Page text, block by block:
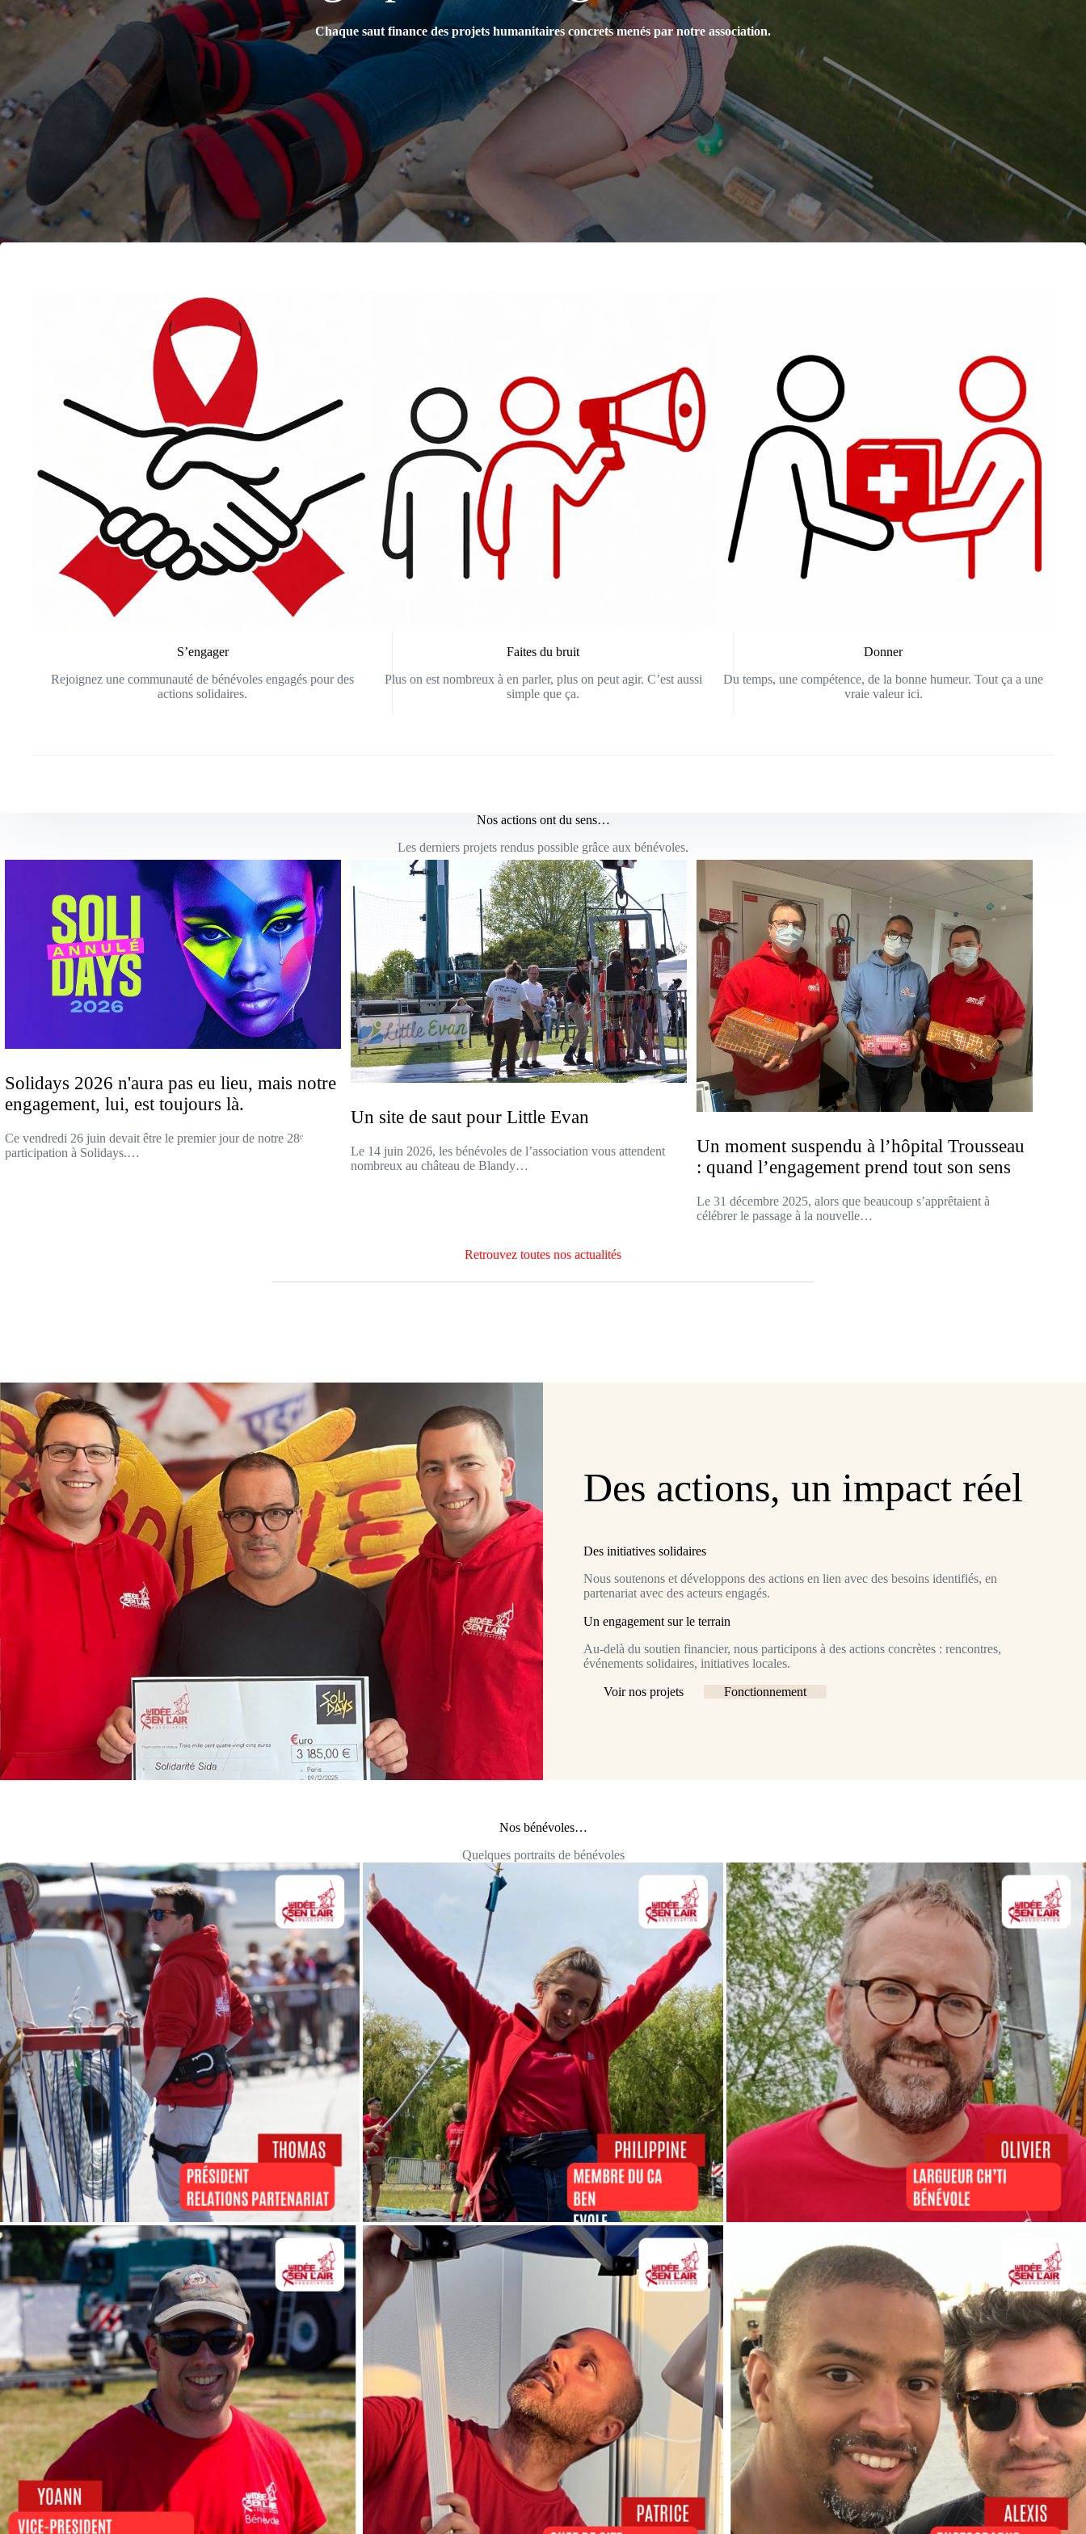
Chaque saut finance des projets humanitaires concrets menés par notre association.
S’engager
Rejoignez une communauté de bénévoles engagés pour des
actions solidaires.
Faites du bruit
Plus on est nombreux à en parler, plus on peut agir. C’est aussi
simple que ça.
Donner
Du temps, une compétence, de la bonne humeur. Tout ça a une
vraie valeur ici.
Nos actions ont du sens…
Les derniers projets rendus possible grâce aux bénévoles.
Solidays 2026 n'aura pas eu lieu, mais notre
engagement, lui, est toujours là.
Ce vendredi 26 juin devait être le premier jour de notre 28ᵉ
participation à Solidays.…
Un site de saut pour Little Evan
Le 14 juin 2026, les bénévoles de l’association vous attendent
nombreux au château de Blandy…
Un moment suspendu à l’hôpital Trousseau
: quand l’engagement prend tout son sens
Le 31 décembre 2025, alors que beaucoup s’apprêtaient à
célébrer le passage à la nouvelle…
Retrouvez toutes nos actualités
Des actions, un impact réel
Des initiatives solidaires
Nous soutenons et développons des actions en lien avec des besoins identifiés, en
partenariat avec des acteurs engagés.
Un engagement sur le terrain
Au-delà du soutien financier, nous participons à des actions concrètes : rencontres,
événements solidaires, initiatives locales.
Voir nos projets Fonctionnement
Nos bénévoles…
Quelques portraits de bénévoles